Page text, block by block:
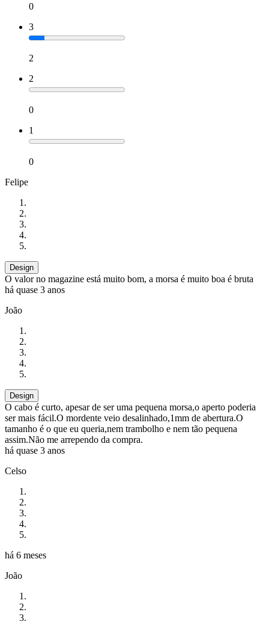
0
3
2
2
0
1
0
Felipe
Design
O valor no magazine está muito bom, a morsa é muito boa é bruta
há quase 3 anos
João
Design
O cabo é curto, apesar de ser uma pequena morsa,o aperto poderia
ser mais fácil.O mordente veio desalinhado,1mm de abertura.O
tamanho é o que eu queria,nem trambolho e nem tão pequena
assim.Não me arrependo da compra.
há quase 3 anos
Celso
há 6 meses
João